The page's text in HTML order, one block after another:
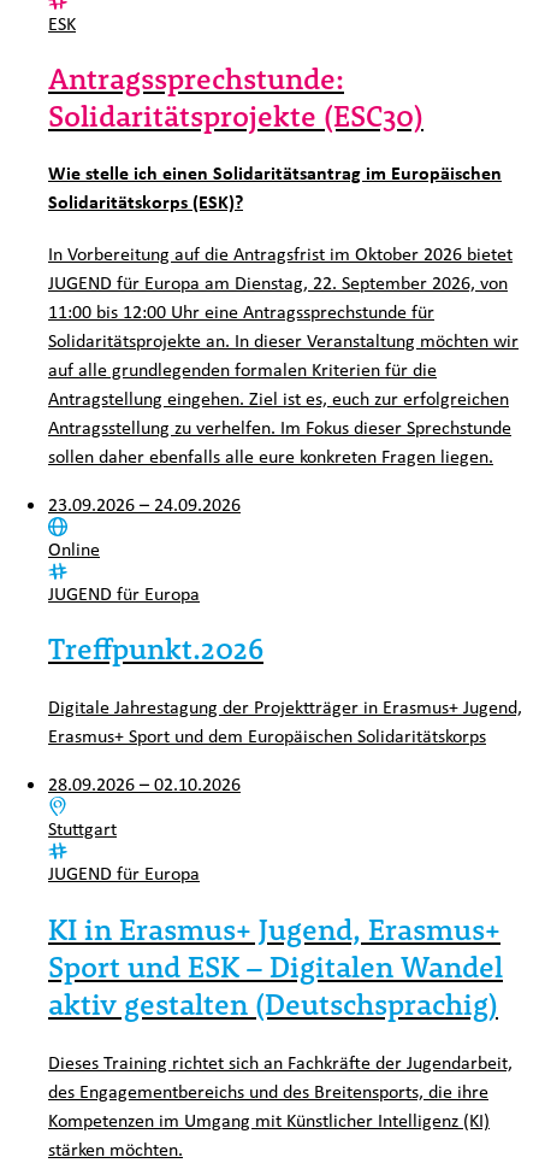
Kategorie:
ESK
Antragssprechstunde:
Solidaritätsprojekte (ESC30)
Wie stelle ich einen Solidaritätsantrag im Europäischen
Solidaritätskorps (ESK)?
In Vorbereitung auf die Antragsfrist im Oktober 2026 bietet
JUGEND für Europa am Dienstag, 22. September 2026, von
11:00 bis 12:00 Uhr eine Antragssprechstunde für
Solidaritätsprojekte an. In dieser Veranstaltung möchten wir
auf alle grundlegenden formalen Kriterien für die
Antragstellung eingehen. Ziel ist es, euch zur erfolgreichen
Antragsstellung zu verhelfen. Im Fokus dieser Sprechstunde
sollen daher ebenfalls alle eure konkreten Fragen liegen.
23.09.2026 – 24.09.2026
Ort:
Online
Kategorie:
JUGEND für Europa
Treffpunkt.2026
Digitale Jahrestagung der Projektträger in Erasmus+ Jugend,
Erasmus+ Sport und dem Europäischen Solidaritätskorps
28.09.2026 – 02.10.2026
Ort:
Stuttgart
Kategorie:
JUGEND für Europa
KI in Erasmus+ Jugend, Erasmus+
Sport und ESK – Digitalen Wandel
aktiv gestalten (Deutschsprachig)
Dieses Training richtet sich an Fachkräfte der Jugendarbeit,
des Engagementbereichs und des Breitensports, die ihre
Kompetenzen im Umgang mit Künstlicher Intelligenz (KI)
stärken möchten.